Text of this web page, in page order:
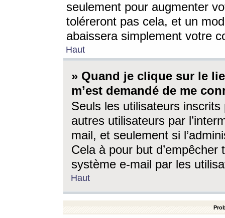
seulement pour augmenter
toléreront pas cela, et un
abaissera simplement votre
Haut
» Quand je clique sur le
m’est demandé de me
Seuls les utilisateurs
autres utilisateurs par
mail, et seulement si
Cela à pour but
système e-mail par les
Haut